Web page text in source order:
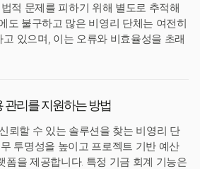
적 문제를 피하기 위해 별도로 추적해
도 불구하고 많은 비영리 단체는 여전히
있으며, 이는 오류와 비효율성을 초래
관리를 지원하는 방법
뢰할 수 있는 솔루션을 찾는 비영리 단
투명성을 높이고 프로젝트 기반 예산
폼을 제공합니다. 특정 기금 회계 기능은